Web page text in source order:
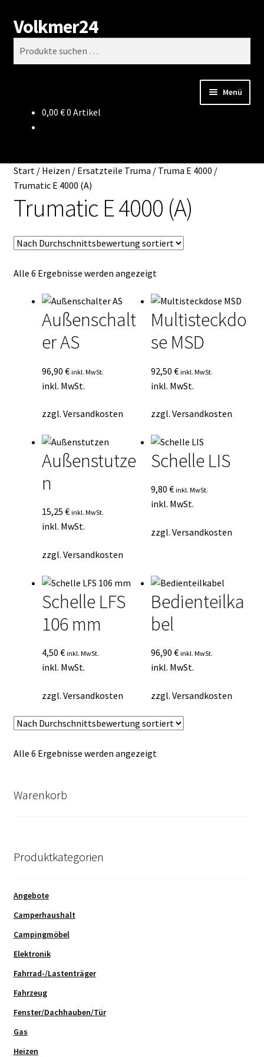
Zur
Navigation
springen
Zum
Inhalt
springen
Volkmer24
Suchen
Menü
Impressum
Datenschutz
Impressum
Kasse
Mein Konto
Mein Konto
Vertrag widerrufen
0,00 €0 Artikel
Start/ Heizen / Ersatzteile Truma / Truma E 4000 /
Trumatic E 4000 (A)
Trumatic E 4000 (A)
Alle 6 Ergebnisse werden angezeigtNach
sortiert
Außenschalt
er AS
96,90 € inkl. MwSt.
inkl. MwSt.
zzgl. Versandkosten
Multisteckdo
se MSD
92,50€ inkl. MwSt.
inkl. MwSt.
zzgl.Versandkosten
Außenstutze
n
15,25 € inkl. MwSt.
inkl. MwSt.
zzgl. Versandkosten
Schelle LIS
9,80€ inkl. MwSt.
inkl. MwSt.
zzgl.Versandkosten
Schelle LFS
106 mm
4,50 € inkl. MwSt.
inkl. MwSt.
zzgl. Versandkosten
Bedienteilka
bel
96,90€ inkl. MwSt.
inkl. MwSt.
zzgl.Versandkosten
Alle 6 Ergebnisse werden angezeigtNach
Warenkorb
Produktkategorien
Angebote
Camperhaushalt
Campingmöbel
Elektronik
Fahrrad-/Lastenträger
Fahrzeug
Fenster/Dachhauben/Tür
Gas
Heizen